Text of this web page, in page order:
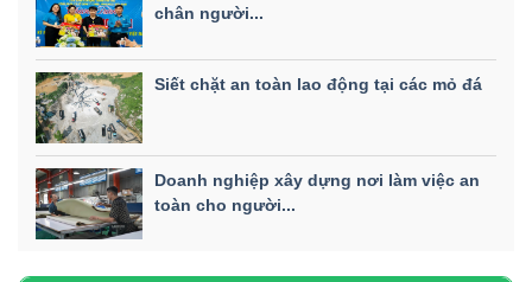
chân người...
Siết chặt an toàn lao động tại các mỏ đá
Doanh nghiệp xây dựng nơi làm việc an
toàn cho người...